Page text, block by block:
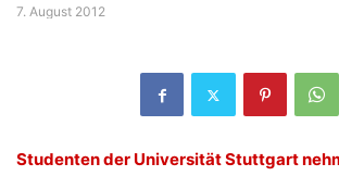
7. August 2012
Studenten der Universität Stuttgart